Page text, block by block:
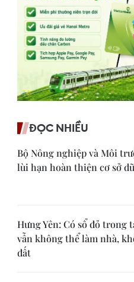
ĐỌC NHIỀU
Bộ Nông nghiệp và Môi
lùi hạn hoàn thiện cơ sở
Hưng Yên: Có sổ đỏ trong
vẫn không thể làm nhà,
đất